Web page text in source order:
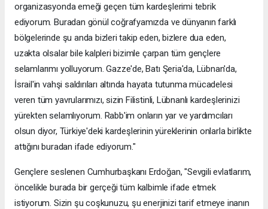
organizasyonda emeği geçen tüm kardeşlerimi tebrik
ediyorum. Buradan gönül coğrafyamızda ve dünyanın farklı
bölgelerinde şu anda bizleri takip eden, bizlere dua eden,
uzakta olsalar bile kalpleri bizimle çarpan tüm gençlere
selamlarımı yolluyorum. Gazze'de, Batı Şeria'da, Lübnan'da,
İsrail'in vahşi saldırıları altında hayata tutunma mücadelesi
veren tüm yavrularımızı, sizin Filistinli, Lübnanlı kardeşlerinizi
yürekten selamlıyorum. Rabb'im onların yar ve yardımcıları
olsun diyor, Türkiye'deki kardeşlerinin yüreklerinin onlarla birlikte
attığını buradan ifade ediyorum."
Gençlere seslenen Cumhurbaşkanı Erdoğan, "Sevgili evlatlarım,
öncelikle burada bir gerçeği tüm kalbimle ifade etmek
istiyorum. Sizin şu coşkunuzu, şu enerjinizi tarif etmeye inanın